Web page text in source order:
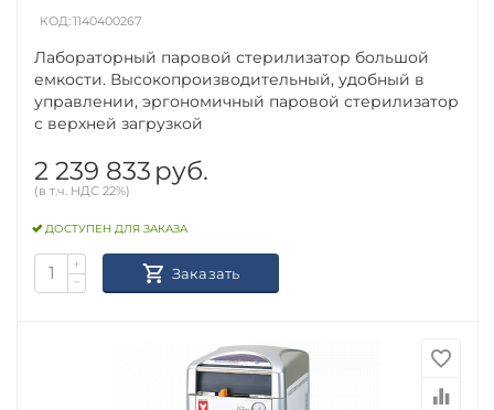
КОД:1140400267
Лабораторный паровой стерилизатор большой
емкости. Высокопроизводительный, удобный в
управлении, эргономичный паровой стерилизатор
с верхней загрузкой
2 239 833 руб.
(в т.ч. НДС 22%)
ДОСТУПЕН ДЛЯ ЗАКАЗА
+
−
Заказать